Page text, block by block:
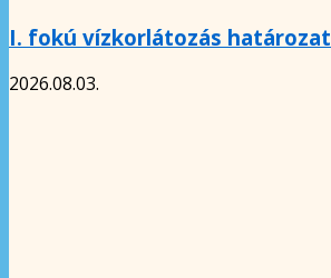
I. fokú vízkorlátozás határozat
2026.08.03.